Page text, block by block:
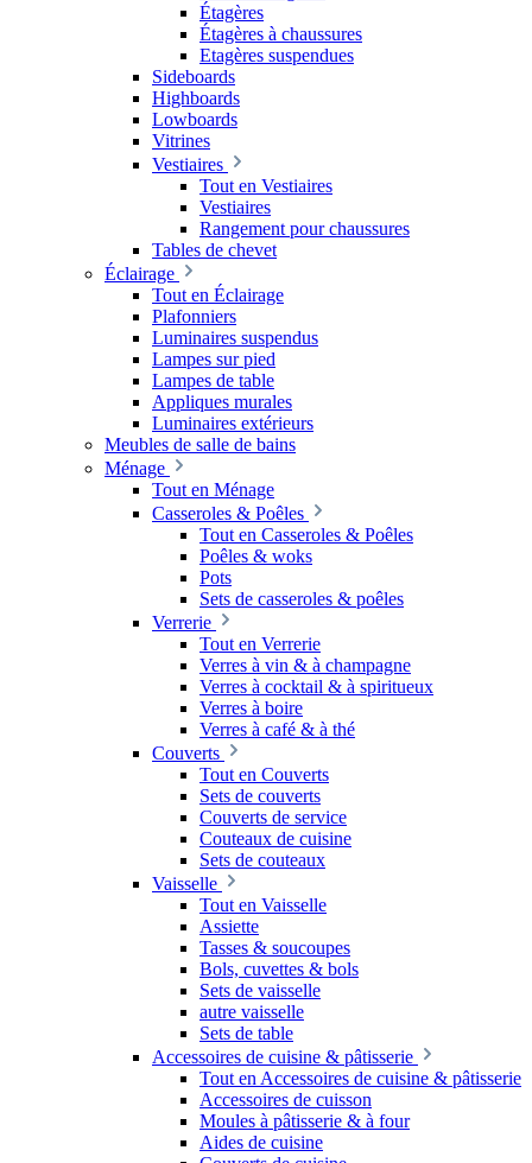
Étagères
Étagères à chaussures
Etagères suspendues
Sideboards
Highboards
Lowboards
Vitrines
Vestiaires
Tout en Vestiaires
Vestiaires
Rangement pour chaussures
Tables de chevet
Éclairage
Tout en Éclairage
Plafonniers
Luminaires suspendus
Lampes sur pied
Lampes de table
Appliques murales
Luminaires extérieurs
Meubles de salle de bains
Ménage
Tout en Ménage
Casseroles & Poêles
Tout en Casseroles & Poêles
Poêles & woks
Pots
Sets de casseroles & poêles
Verrerie
Tout en Verrerie
Verres à vin & à champagne
Verres à cocktail & à spiritueux
Verres à boire
Verres à café & à thé
Couverts
Tout en Couverts
Sets de couverts
Couverts de service
Couteaux de cuisine
Sets de couteaux
Vaisselle
Tout en Vaisselle
Assiette
Tasses & soucoupes
Bols, cuvettes & bols
Sets de vaisselle
autre vaisselle
Sets de table
Accessoires de cuisine & pâtisserie
Tout en Accessoires de cuisine & pâtisserie
Accessoires de cuisson
Moules à pâtisserie & à four
Aides de cuisine